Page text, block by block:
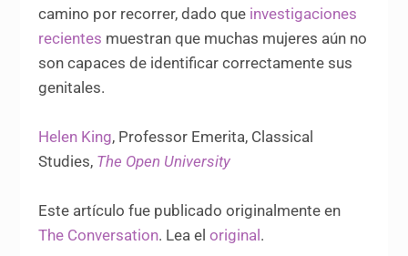
camino por recorrer, dado que investigaciones
recientes muestran que muchas mujeres aún no
son capaces de identificar correctamente sus
genitales.
Helen King, Professor Emerita, Classical
Studies, The Open University
Este artículo fue publicado originalmente en
The Conversation. Lea eloriginal.